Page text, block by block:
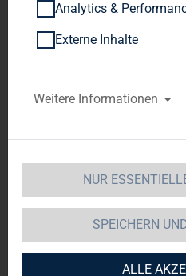
TAG
26 Abs. 1
Verbreitung
TAG Immobilien AG /
Mitteilung nach § 25
Finanzinstrumente)
Stimmrechtsmitteilung,
Analytics &
Externe Inhalte
Weitere Informationen
NUR
SPEICHERN
ALLE